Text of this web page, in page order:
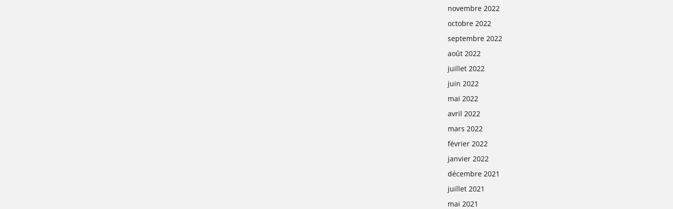
novembre 2022
octobre 2022
septembre 2022
août 2022
juillet 2022
juin 2022
mai 2022
avril 2022
mars 2022
février 2022
janvier 2022
décembre 2021
juillet 2021
mai 2021